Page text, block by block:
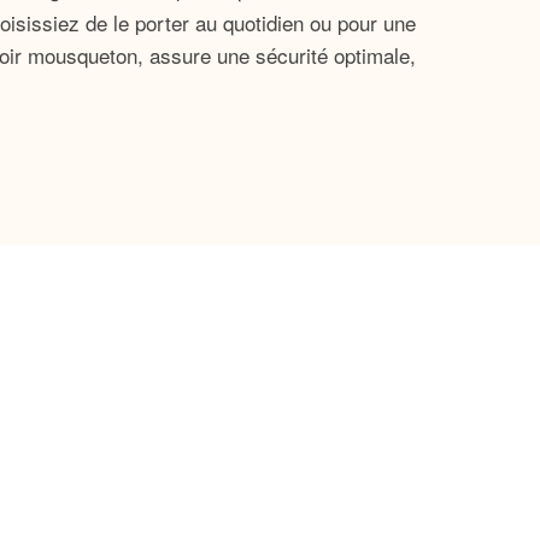
de le porter au quotidien ou pour une
mousqueton, assure une sécurité optimale,
brillants de la chaîne en argent sterling
le regard et suscite l’admiration.
et votre goût raffiné. Que ce soit lors d’une
il scintille à chaque mouvement est rien de